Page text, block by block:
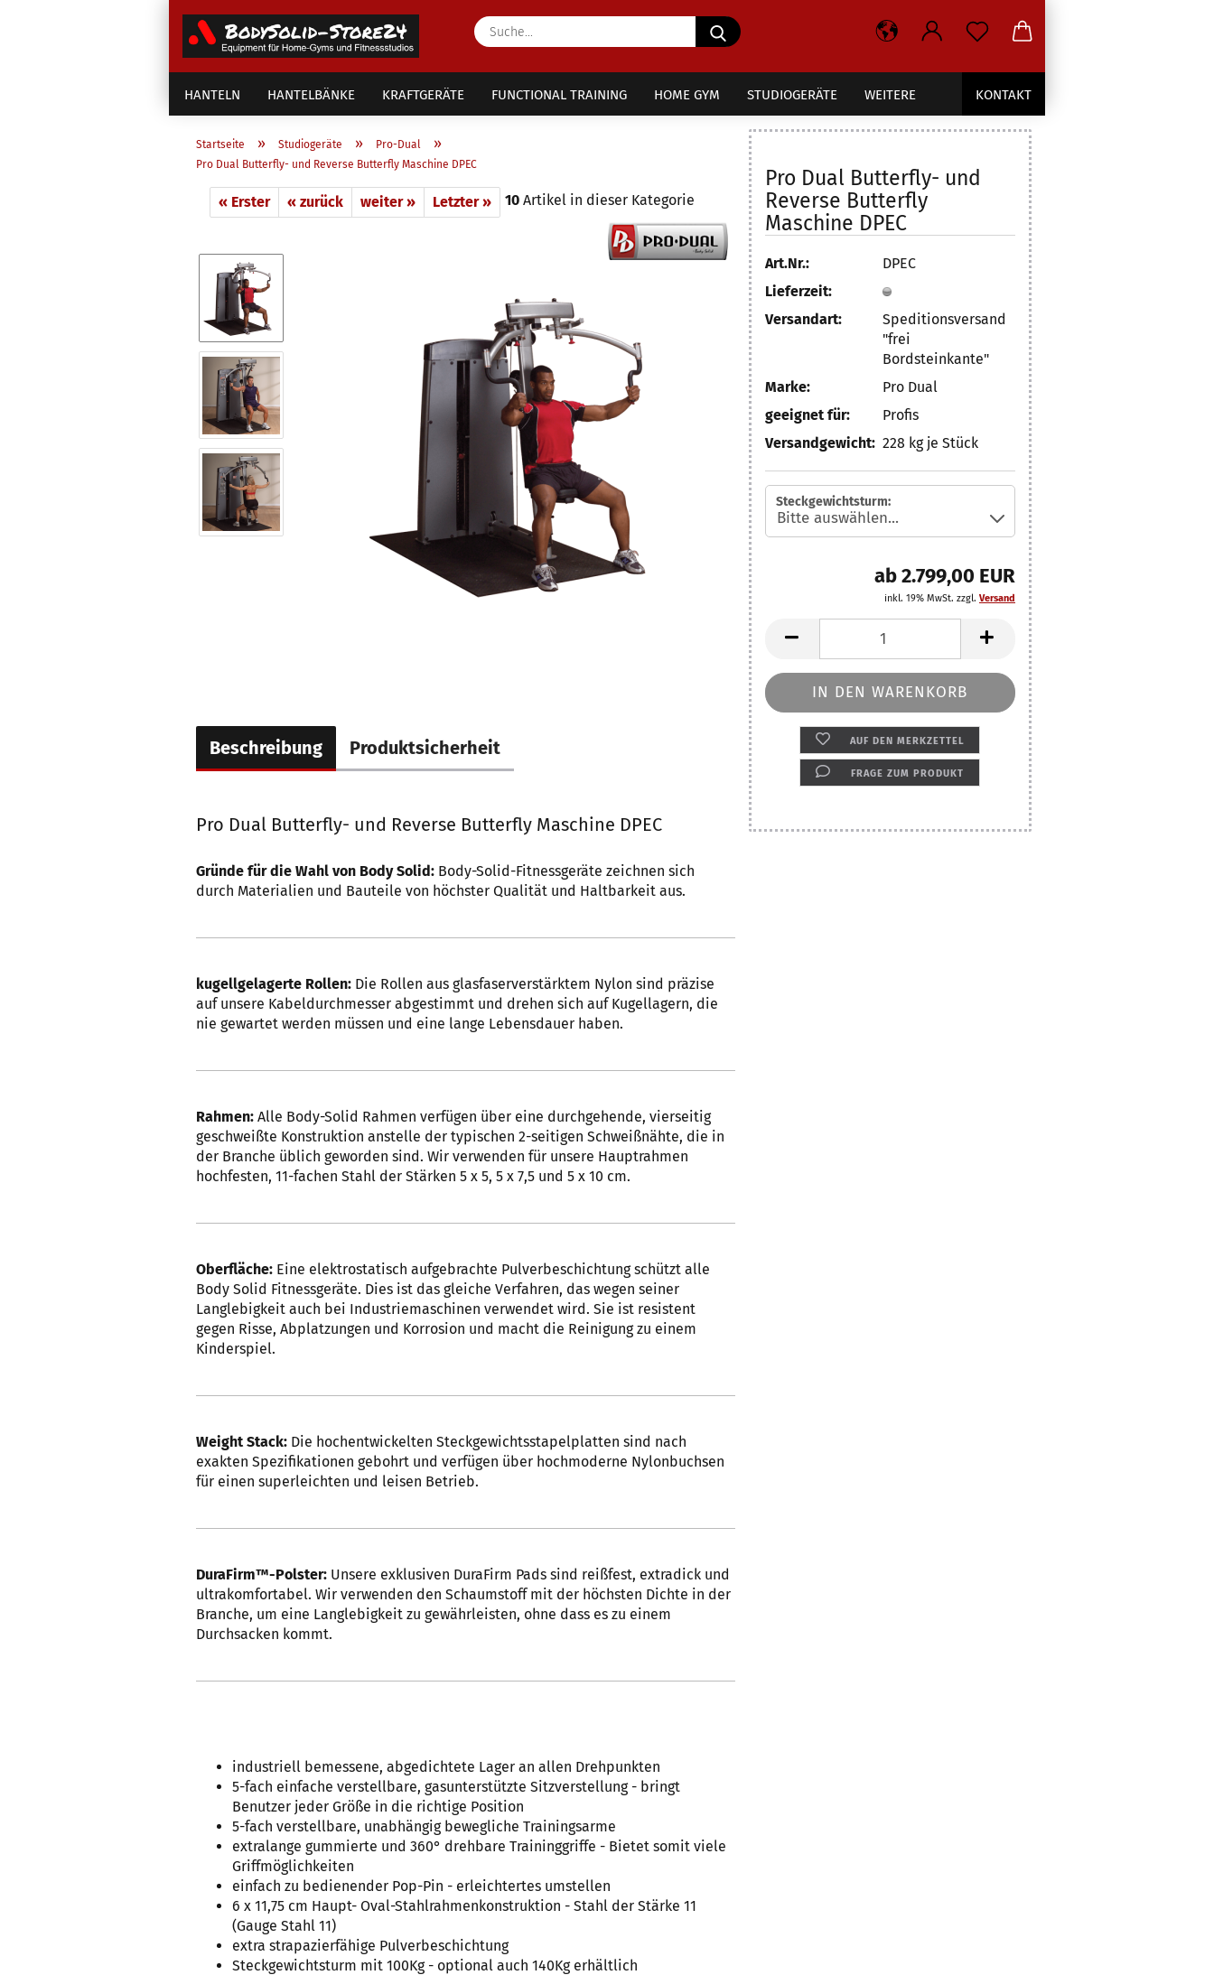
Suche...
HANTELN HANTELBÄNKE KRAFTGERÄTE FUNCTIONAL TRAINING HOME GYM STUDIOGERÄTE KONTAKT
WEITERE
Startseite » Studiogeräte » Pro-Dual »
Pro Dual Butterfly- und Reverse Butterfly Maschine DPEC
« Erster « zurück weiter » Letzter » 10 Artikel in dieser Kategorie
Pro Dual Butterfly- und
Reverse Butterfly
Maschine DPEC
Art.Nr.:
DPEC
Lieferzeit:
Versandart:
Speditionsversand
"frei
Bordsteinkante"
Marke:
Pro Dual
geeignet für:
Profis
Versandgewicht: 228 kg je Stück
Steckgewichtsturm:
ab 2.799,00 EUR
inkl. 19% MwSt. zzgl. Versand
AUF DEN MERKZETTEL
FRAGE ZUM PRODUKT
Beschreibung Produktsicherheit
Pro Dual Butterfly- und Reverse Butterfly Maschine DPEC
Gründe für die Wahl von Body Solid: Body-Solid-Fitnessgeräte zeichnen sich
durch Materialien und Bauteile von höchster Qualität und Haltbarkeit aus.
kugellgelagerte Rollen: Die Rollen aus glasfaserverstärktem Nylon sind präzise
auf unsere Kabeldurchmesser abgestimmt und drehen sich auf Kugellagern, die
nie gewartet werden müssen und eine lange Lebensdauer haben.
Rahmen: Alle Body-Solid Rahmen verfügen über eine durchgehende, vierseitig
geschweißte Konstruktion anstelle der typischen 2-seitigen Schweißnähte, die in
der Branche üblich geworden sind. Wir verwenden für unsere Hauptrahmen
hochfesten, 11-fachen Stahl der Stärken 5 x 5, 5 x 7,5 und 5 x 10 cm.
Oberfläche: Eine elektrostatisch aufgebrachte Pulverbeschichtung schützt alle
Body Solid Fitnessgeräte. Dies ist das gleiche Verfahren, das wegen seiner
Langlebigkeit auch bei Industriemaschinen verwendet wird. Sie ist resistent
gegen Risse, Abplatzungen und Korrosion und macht die Reinigung zu einem
Kinderspiel.
Weight Stack: Die hochentwickelten Steckgewichtsstapelplatten sind nach
exakten Spezifikationen gebohrt und verfügen über hochmoderne Nylonbuchsen
für einen superleichten und leisen Betrieb.
DuraFirm™-Polster: Unsere exklusiven DuraFirm Pads sind reißfest, extradick und
ultrakomfortabel. Wir verwenden den Schaumstoff mit der höchsten Dichte in der
Branche, um eine Langlebigkeit zu gewährleisten, ohne dass es zu einem
Durchsacken kommt.
industriell bemessene, abgedichtete Lager an allen Drehpunkten
5-fach einfache verstellbare, gasunterstützte Sitzverstellung - bringt
Benutzer jeder Größe in die richtige Position
5-fach verstellbare, unabhängig bewegliche Trainingsarme
extralange gummierte und 360° drehbare Traininggriffe - Bietet somit viele
Griffmöglichkeiten
einfach zu bedienender Pop-Pin - erleichtertes umstellen
6 x 11,75 cm Haupt- Oval-Stahlrahmenkonstruktion - Stahl der Stärke 11
(Gauge Stahl 11)
extra strapazierfähige Pulverbeschichtung
Steckgewichtsturm mit 100Kg - optional auch 140Kg erhältlich